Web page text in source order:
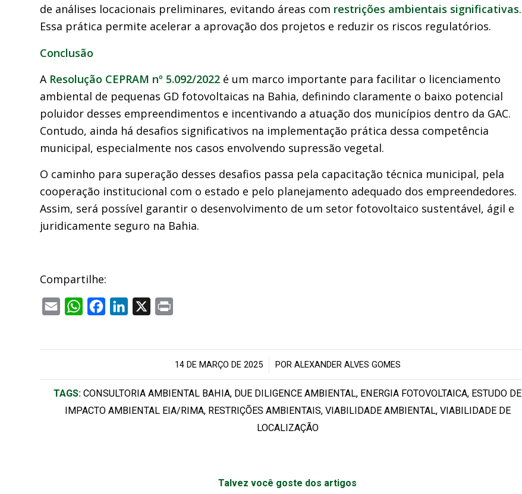
de análises locacionais preliminares, evitando áreas com restrições ambientais significativas.
Essa prática permite acelerar a aprovação dos projetos e reduzir os riscos regulatórios.
Conclusão
A Resolução CEPRAM nº 5.092/2022 é um marco importante para facilitar o licenciamento
ambiental de pequenas GD fotovoltaicas na Bahia, definindo claramente o baixo potencial
poluidor desses empreendimentos e incentivando a atuação dos municípios dentro da GAC.
Contudo, ainda há desafios significativos na implementação prática dessa competência
municipal, especialmente nos casos envolvendo supressão vegetal.
O caminho para superação desses desafios passa pela capacitação técnica municipal, pela
cooperação institucional com o estado e pelo planejamento adequado dos empreendedores.
Assim, será possível garantir o desenvolvimento de um setor fotovoltaico sustentável, ágil e
juridicamente seguro na Bahia.
Compartilhe:
Email WhatsAppFacebookLinkedIn
14 DE MARÇO DE 2025
/ POR ALEXANDER ALVES GOMES
TAGS: CONSULTORIA AMBIENTAL BAHIA, DUE DILIGENCE AMBIENTAL, ENERGIA FOTOVOLTAICA, ESTUDO DE
IMPACTO AMBIENTAL EIA/RIMA, RESTRIÇÕES AMBIENTAIS, VIABILIDADE AMBIENTAL, VIABILIDADE DE
LOCALIZAÇÃO
Talvez você goste dos artigos